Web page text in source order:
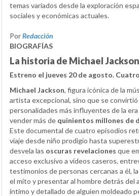
temas variados desde la exploración
sociales y económicas actuales.
PorRedacción
BIOGRAFÍAS
La historia de Michael Jackson
Estreno el jueves 20 de agosto.
Michael Jackson, figura icónica de la
artista excepcional, sino que se convirtió
personalidades más influyentes de la
vender más de quinientos millones de
Este documental de cuatro episodios
viaje desde niño prodigio hasta
desvela las oscuras revelaciones que
acceso exclusivo a vídeos caseros,
testimonios de personas cercanas a él,
el mito y presentar al hombre detrás del
íntimo y detallado de alguien moldeado